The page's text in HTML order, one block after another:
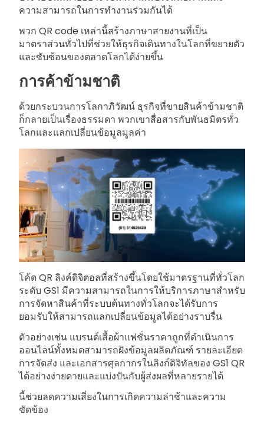
ความสามารถในการทำงานร่วมกันได้
พวก QR code เหล่านี้สร้างภาษาสายงานที่เป็น
มาตราส่วนทั่วไปที่ช่วยให้ธุรกิจเดินทางในโลกที่ขยายตัว
และซับซ้อนของตลาดโลกได้ง่ายขึ้น
การค้าข้ามชาติ
ด้วยกระบวนการโลกาภิวัฒน์ ธุรกิจที่ขายสินค้าข้ามชาติ
ก็กลายเป็นเรื่องธรรมดา พวกเขาสื่อสารกับพันธมิตรทั่ว
โลกและแลกเปลี่ยนข้อมูลมูลค่า
โค้ด QR ลิงค์ดิจิตอลที่สร้างขึ้นโดยใช้มาตรฐานที่ทั่วโลก
ระดับ GS1 มีความสามารถในการให้บริการภาษาสำหรับ
การจัดหาสินค้าที่ระบบต้นทางทั่วโลกจะได้รับการ
ยอมรับให้สามารถแลกเปลี่ยนข้อมูลได้อย่างราบรื่น
ตัวอย่างเช่น แบรนด์เสื้อผ้าแฟชั่นราคาถูกที่ดำเนินการ
ออนไลน์ทั้งหมดสามารถฝังข้อมูลผลิตภัณฑ์ รายละเอียด
การจัดส่ง และเอกสารศุลกากรในลิงก์ดิจิทัลของ GS1 QR
ได้อย่างง่ายดายและแบ่งปันกับผู้ส่งผลที่หลายรายได้
นี้ช่วยลดความเสี่ยงในการเกิดความล่าช้าและความ
ขัดข้อง